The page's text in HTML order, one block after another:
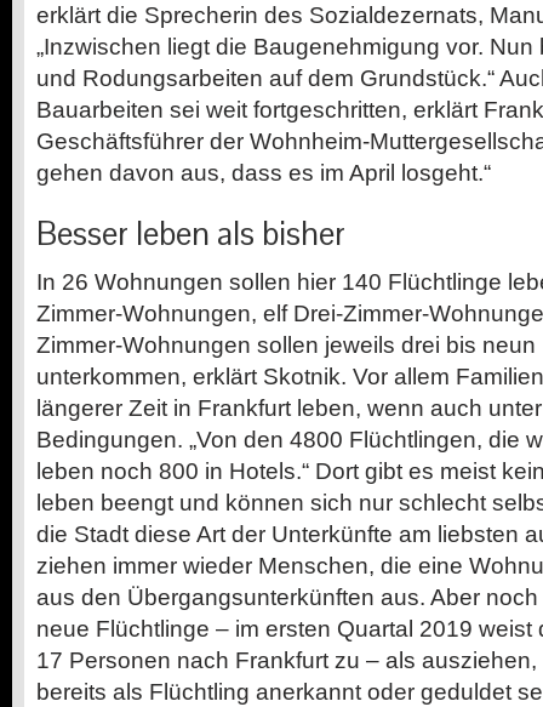
erklärt die Sprecherin des Sozialdezernats,
„Inzwischen liegt die Baugenehmigung vor.
und Rodungsarbeiten auf dem Grundstück.“
Bauarbeiten sei weit fortgeschritten, erklärt
Geschäftsführer der Wohnheim-
gehen davon aus, dass es im April losgeht.“
Besser leben als bisher
In 26 Wohnungen sollen hier 140 Flüchtlinge
Zimmer-Wohnungen, elf Drei-Zimmer-
Zimmer-Wohnungen sollen jeweils drei bis
unterkommen, erklärt Skotnik. Vor allem
längerer Zeit in Frankfurt leben, wenn auch
Bedingungen. „Von den 4800 Flüchtlingen, die
leben noch 800 in Hotels.“ Dort gibt es meist
leben beengt und können sich nur schlecht
die Stadt diese Art der Unterkünfte am liebsten
ziehen immer wieder Menschen, die eine
aus den Übergangsunterkünften aus. Aber
neue Flüchtlinge – im ersten Quartal 2019
17 Personen nach Frankfurt zu – als
bereits als Flüchtling anerkannt oder geduldet